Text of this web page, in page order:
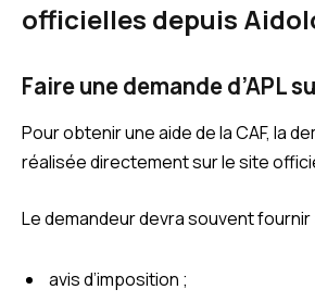
officielles depuis
Faire une demande d’APL
Pour obtenir une aide de la CAF, la
réalisée directement sur le site
Le demandeur devra souvent fournir
avis d’imposition ;